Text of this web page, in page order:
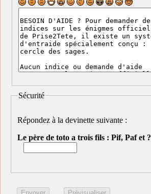
Sécurité
Répondez à la devinette suivante :
Le père de toto a trois fils : Pif, Paf et ?